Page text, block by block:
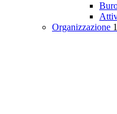
Organizzazione 1